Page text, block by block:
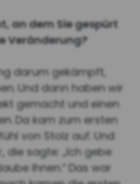
an dem Sie gespürt
Veränderung?
darum gekämpft,
Und dann haben wir
gemacht und einen
Da kam zum ersten
von Stolz auf. Und
die sagte: „Ich gebe
Ihnen.“ Das war